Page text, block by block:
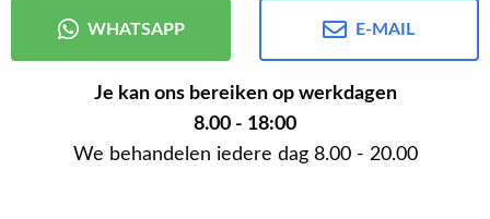
WHATSAPP E-MAIL
Je kan ons bereiken op werkdagen
8.00 - 18:00
We behandelen iedere dag 8.00 - 20.00